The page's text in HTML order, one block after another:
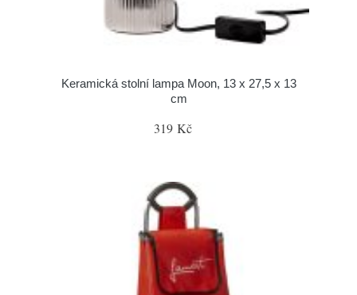
Keramická stolní lampa Moon, 13 x 27,5 x 13
cm
319 Kč